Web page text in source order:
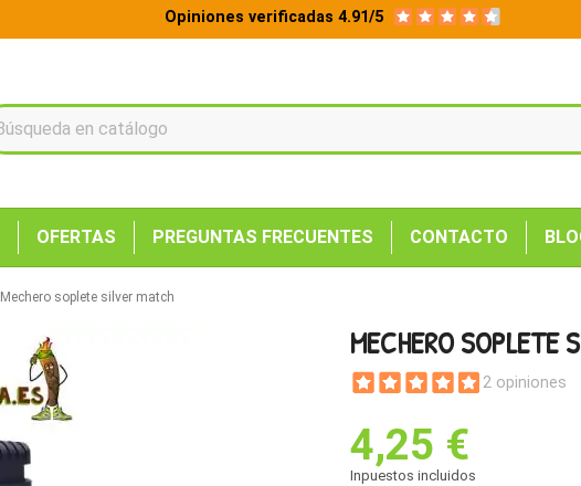
Opiniones verificadas 4.91/5
OFERTAS PREGUNTAS FRECUENTES CONTACTO
Mechero soplete silver match
MECHERO SOPLETE
2 opiniones
4,25 €
Inpuestos incluidos